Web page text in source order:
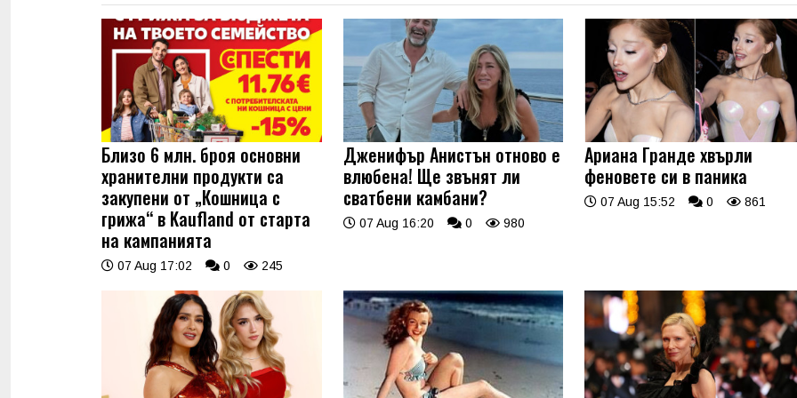
Близо 6 млн. броя основни
хранителни продукти са
закупени от „Кошница с
грижа“ в Kaufland от старта
на кампанията
07 Aug 17:02 0 245
Дженифър Анистън отново е
влюбена! Ще звънят ли
сватбени камбани?
07 Aug 16:20 0 980
Ариана Гранде хвърли
феновете си в паника
07 Aug 15:52 0 861